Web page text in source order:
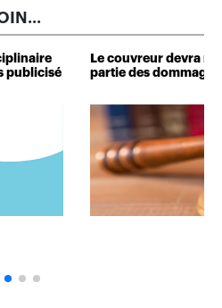
publicisé
Le couvreur devra
partie des dommages